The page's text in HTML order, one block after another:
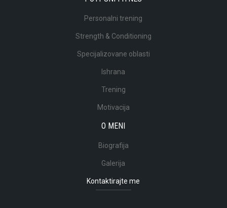
Personalni trening
Strength & Conditioning
Specijalizovane oblasti
Ishrana
Trening
Motivacija
O MENI
Biografija
Galerija
Kontaktirajte me